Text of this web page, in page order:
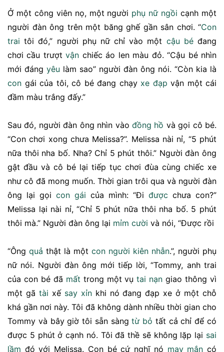
Ở một công viên nọ, một người phụ nữ ngồi cạnh một
người đàn ông trên một băng ghế gần sân chơi. “Con
trai tôi đó,” người phụ nữ chỉ vào một cậu béđang
chơi cầu trượtvận chiếc áo len màu đỏ. “Cậu bé nhìn
mới đáng yêu làm sao” người đàn ông nói. “Còn kia là
con gái của tôi, cô bé đang chạy xe đạp vận một cái
đầm màu trắng đấy.”
Sau đó, người đàn ông nhìn vào đồng hồ và gọi cô bé.
“Con chơi xong chưa Melissa?”. Melissa nài nỉ, “5 phút
nữa thôi nha bố. Nha? Chỉ 5 phút thôi.” Người đàn ông
gật đầu và cô bé lại tiếp tục chơi đùa cùng chiếc xe
như cô đã mong muốn. Thời gian trôi qua và người đàn
ông lại gọi con gái của mình: “Đi được chưa con?”
Melissa lại nài nỉ, “Chỉ 5 phút nữa thôi nha bố. 5 phút
thôi mà.” Người đàn ông lại mỉm cười và nói, “Được rồi
“Ông quả thật là một con người kiên nhẫn.”, người phụ
nữ nói. Người đàn ông mới tiếp lời, “Tommy, anh trai
của con bé đã mất trong một vụtai nạn giao thông vì
một gã tài xế say xỉnkhi nó đang đạp xe ở một chỗ
khá gần nơi này. Tôi đã không dành nhiều thời gian cho
Tommy và bây giờ tôi sẵn sàngtừ bỏ tất cả chỉ để có
được 5 phút ở cạnh nó. Tôi đã thề sẽ không lặp lại sai
lầm đó với Melissa. Con bé cứ nghĩ nó may mắn có